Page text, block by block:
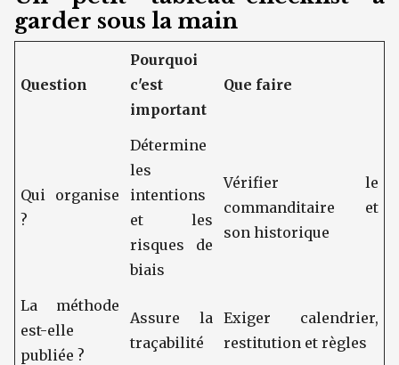
garder sous la main
Question
Pourquoi
c'est
important
Que faire
Qui organise
?
Détermine
les
intentions
et les
risques de
biais
Vérifier le
commanditaire et
son historique
La méthode
est-elle
publiée ?
Assure la
traçabilité
Exiger calendrier,
restitution et règles